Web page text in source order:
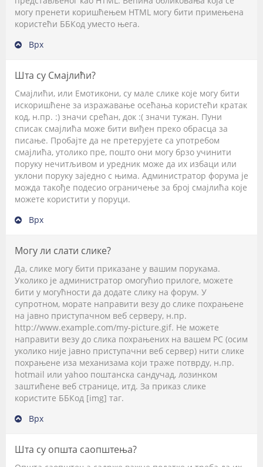
могу пренети коришћењем HTML могу бити примењена
користећи ББКод уместо њега.
Врх
Шта су Смајлићи?
Смајлићи, или Емотикони, су мале слике које могу бити
искоришћене за изражавање осећања користећи кратак
код, н.пр. :) значи срећан, док :( значи тужан. Пуни
списак смајлића може бити виђен преко обрасца за
писање. Пробајте да не претерујете са употребом
смајлића, утолико пре, пошто они могу брзо учинити
поруку нечитљивом и уредник може да их избаци или
уклони поруку заједно с њима. Администратор форума је
можда такође подесио ограничење за број смајлића које
можете користити у поруци.
Врх
Могу ли слати слике?
Да, слике могу бити приказане у вашим порукама.
Уколико је администратор омогућио прилоге, можете
бити у могућности да додате слику на форум. У
супротном, морате направити везу до слике похрањене
на јавно приступачном веб серверу, н.пр.
http://www.example.com/my-picture.gif. Не можете
направити везу до слика похрањених на вашем PC (осим
уколико није јавно приступачни веб сервер) нити слике
похрањене иза механизама који траже потврду, н.пр.
hotmail или yahoo поштанска сандучад, лозинком
заштићене веб странице, итд. За приказ слике
користите ББКод [img] таг.
Врх
Шта су општа саопштења?